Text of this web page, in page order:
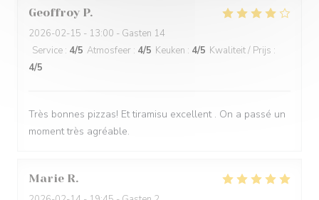
Geoffroy P
2026-02-15 - 13:00 - Gasten 14
Service : 4/5 Atmosfeer : 4/5 Keuken : 4/5 Kwaliteit / Prijs :
4/5
Très bonnes pizzas! Et tiramisu excellent . On a passé un
moment très agréable.
Marie R